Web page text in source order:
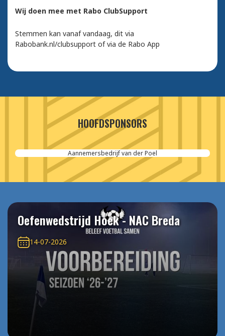
Wij doen mee met Rabo ClubSupport
Stemmen kan vanaf vandaag, dit via
Rabobank.nl/clubsupport of via de Rabo App
HOOFDSPONSORS
Aannemersbedrijf van der Poel
Oefenwedstrijd Hoek - NAC Breda
14-07-2026